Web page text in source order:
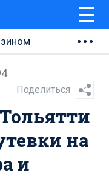
Поделиться
на
и